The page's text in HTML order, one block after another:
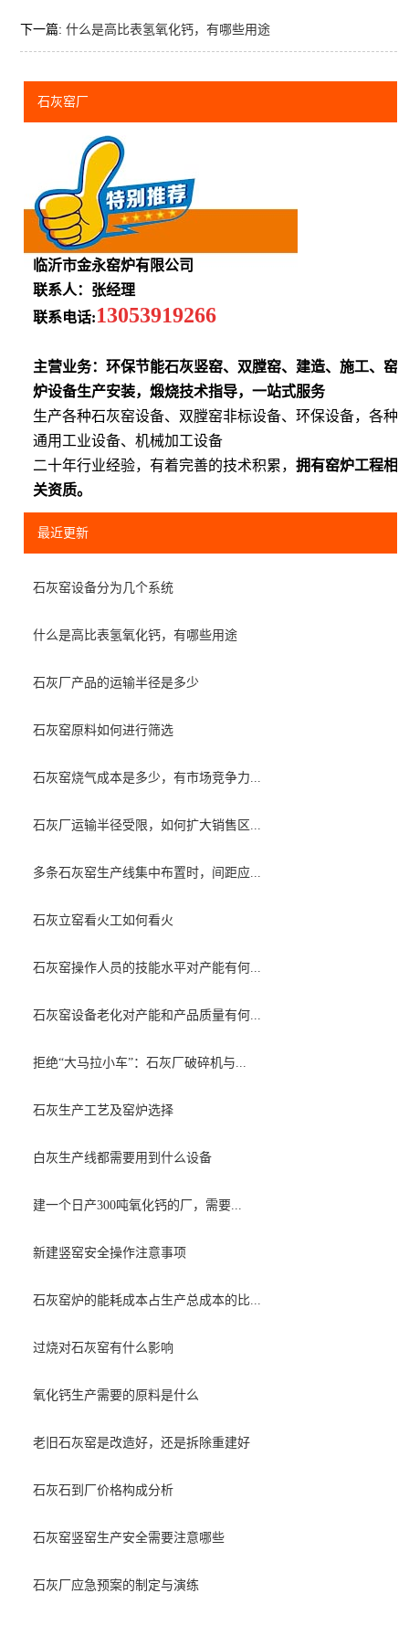
下一篇: 什么是高比表氢氧化钙，有哪些用途
石灰窑厂
临沂市金永窑炉有限公司
联系人：张经理
联系电话:13053919266
主营业务：环保节能石灰竖窑、双膛窑、建造、施工、窑
炉设备生产安装，煅烧技术指导，一站式服务
生产各种石灰窑设备、双膛窑非标设备、环保设备，各种
通用工业设备、机械加工设备
二十年行业经验，有着完善的技术积累，拥有窑炉工程相
关资质。
最近更新
石灰窑设备分为几个系统
什么是高比表氢氧化钙，有哪些用途
石灰厂产品的运输半径是多少
石灰窑原料如何进行筛选
石灰窑烧气成本是多少，有市场竞争力...
石灰厂运输半径受限，如何扩大销售区...
多条石灰窑生产线集中布置时，间距应...
石灰立窑看火工如何看火
石灰窑操作人员的技能水平对产能有何...
石灰窑设备老化对产能和产品质量有何...
拒绝“大马拉小车”：石灰厂破碎机与...
石灰生产工艺及窑炉选择
白灰生产线都需要用到什么设备
建一个日产300吨氧化钙的厂，需要...
新建竖窑安全操作注意事项
石灰窑炉的能耗成本占生产总成本的比...
过烧对石灰窑有什么影响
氧化钙生产需要的原料是什么
老旧石灰窑是改造好，还是拆除重建好
石灰石到厂价格构成分析
石灰窑竖窑生产安全需要注意哪些
石灰厂应急预案的制定与演练